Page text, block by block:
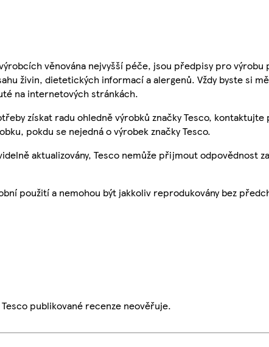
věnována nejvyšší péče, jsou předpisy pro výrobu
živin, dietetických informací a alergenů. Vždy byste si
na internetových stránkách.
získat radu ohledně výrobků značky Tesco,
pokdu se nejedná o výrobek značky Tesco.
aktualizovány, Tesco nemůže přijmout odpovědnost
použití a nemohou být jakkoliv reprodukovány bez
publikované recenze neověřuje.